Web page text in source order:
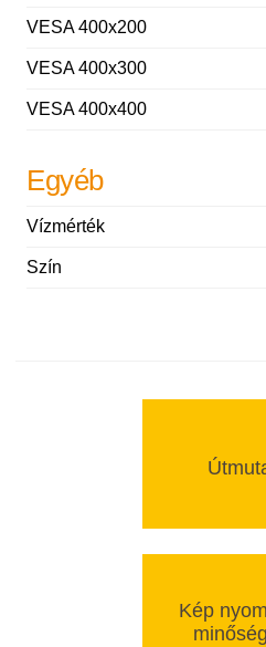
VESA 400x200
VESA 400x300
VESA 400x400
Egyéb
Vízmérték
Szín
Kép